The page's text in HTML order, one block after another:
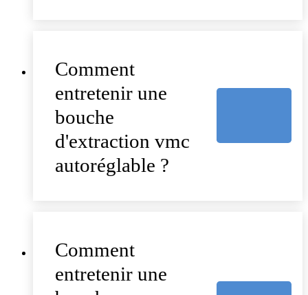
Comment
entretenir une
bouche
d'extraction vmc
autoréglable ?
Comment
entretenir une